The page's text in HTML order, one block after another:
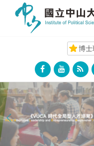
博士
Previous